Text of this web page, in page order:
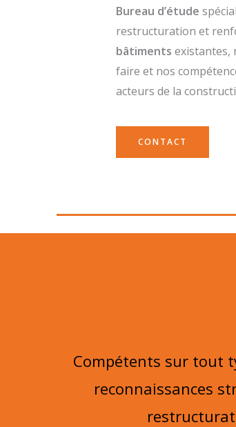
Bureau d’étude
restructuration et
bâtiments existantes,
faire et nos
acteurs de la
CONTACT
Compétents sur tout
reconnaissances